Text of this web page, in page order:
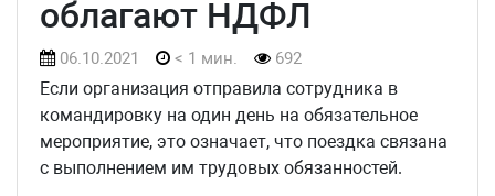
облагают НДФЛ
06.10.2021 < 1 мин. 692
Если организация отправила сотрудника в
командировку на один день на обязательное
мероприятие, это означает, что поездка связана
с выполнением им трудовых обязанностей.